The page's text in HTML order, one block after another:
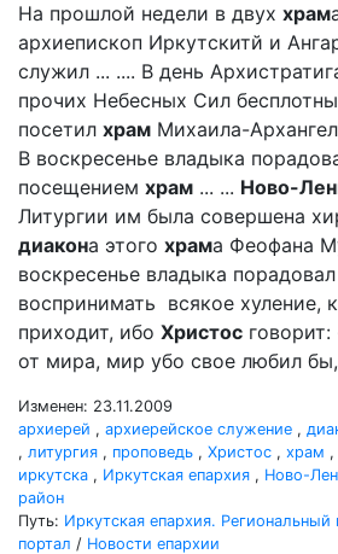
На прошлой недели в двух храм
архиепископ Иркутскитй и
служил ... .... В день
прочих Небесных Сил
посетил храм Михаила-
В воскресенье владыка
посещением храм ... ... Ново-
Литургии им была совершена
диакона этого храма Феофана
воскресенье владыка
воспринимать всякое хуление,
приходит, ибо Христос
от мира, мир убо свое любил
Изменен: 23.11.2009
архиерей , архиерейское служение ,
, литургия , проповедь , Христос , храм ,
иркутска , Иркутская епархия , Ново-
район
Путь: Иркутская епархия. Региональный
портал / Новости епархии